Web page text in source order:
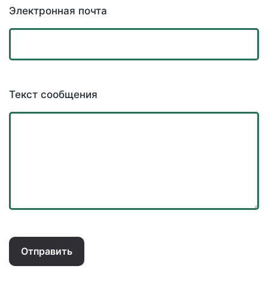
Электронная почта
Текст сообщения
Отправить